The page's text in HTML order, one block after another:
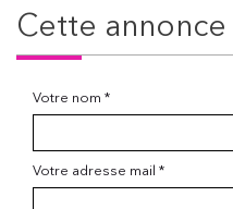
cette annonce
Votre nom *
Votre adresse mail *